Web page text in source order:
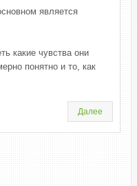
является
какие чувства они
понятно и то, как
Далее